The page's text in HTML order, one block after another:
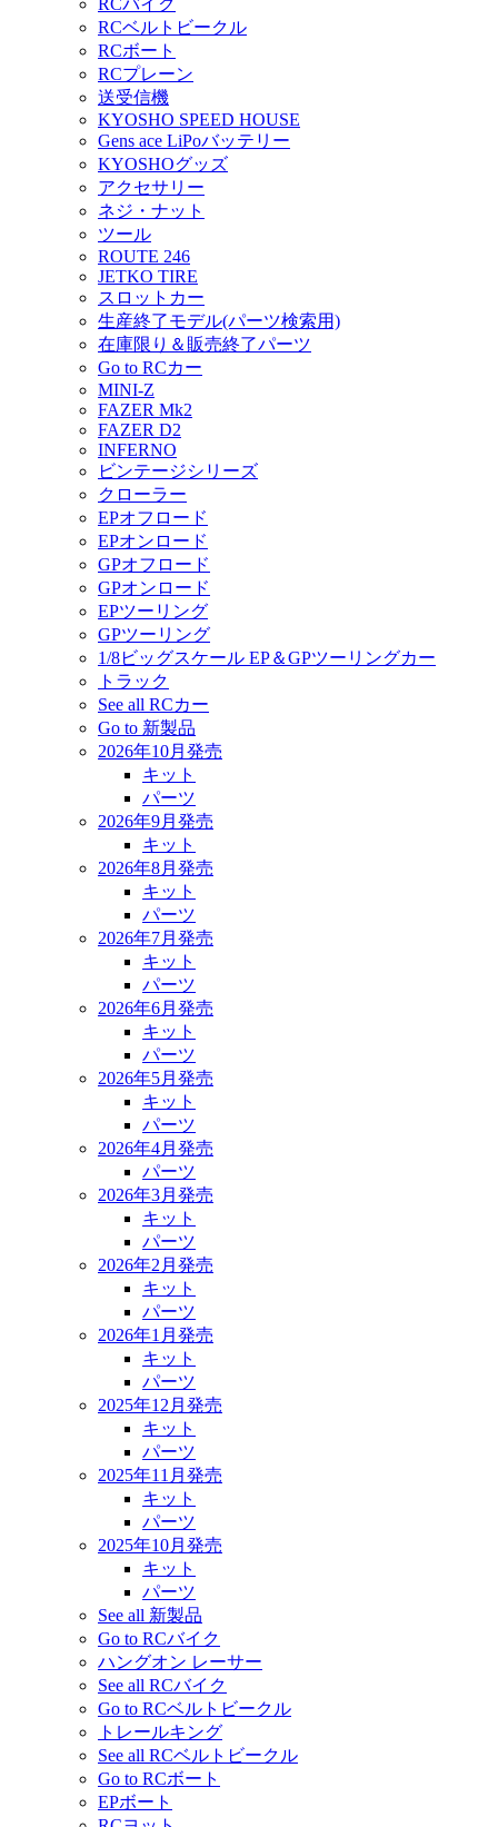
RCバイク
RCベルトビークル
RCボート
RCプレーン
送受信機
KYOSHO SPEED HOUSE
Gens ace LiPoバッテリー
KYOSHOグッズ
アクセサリー
ネジ・ナット
ツール
ROUTE 246
JETKO TIRE
スロットカー
生産終了モデル(パーツ検索用)
在庫限り＆販売終了パーツ
Go to RCカー
MINI-Z
FAZER Mk2
FAZER D2
INFERNO
ビンテージシリーズ
クローラー
EPオフロード
EPオンロード
GPオフロード
GPオンロード
EPツーリング
GPツーリング
1/8ビッグスケール EP＆GPツーリングカー
トラック
See all RCカー
Go to 新製品
2026年10月発売
キット
パーツ
2026年9月発売
キット
2026年8月発売
キット
パーツ
2026年7月発売
キット
パーツ
2026年6月発売
キット
パーツ
2026年5月発売
キット
パーツ
2026年4月発売
パーツ
2026年3月発売
キット
パーツ
2026年2月発売
キット
パーツ
2026年1月発売
キット
パーツ
2025年12月発売
キット
パーツ
2025年11月発売
キット
パーツ
2025年10月発売
キット
パーツ
See all 新製品
Go to RCバイク
ハングオン レーサー
See all RCバイク
Go to RCベルトビークル
トレールキング
See all RCベルトビークル
Go to RCボート
EPボート